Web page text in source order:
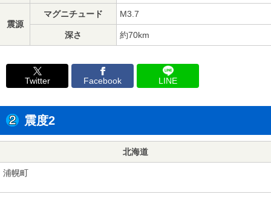
震源
マグニチュード M3.7
深さ 約70km
Twitter Facebook LINE
震度2
北海道
浦幌町